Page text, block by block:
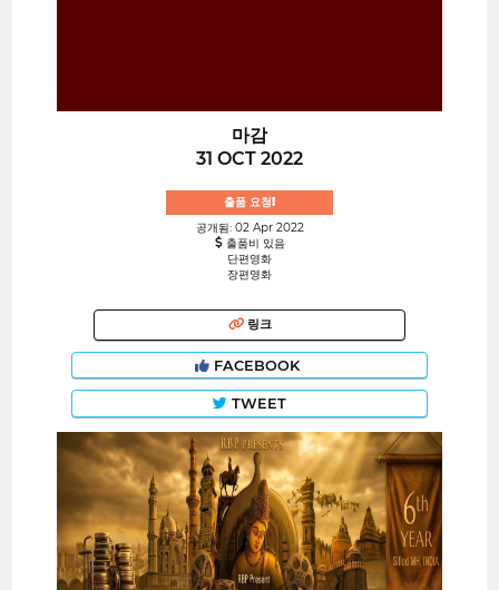
마감
31 OCT 2022
출품 요청!
공개됨: 02 Apr 2022
출품비 있음
단편영화
장편영화
링크
FACEBOOK
TWEET